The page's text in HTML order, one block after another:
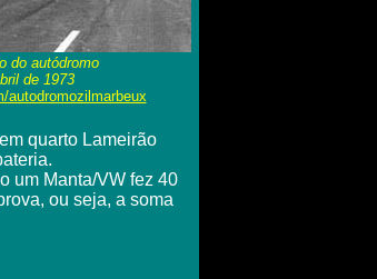
do autódromo
de 1973
autodromozilmarbeux
quarto Lameirão
um Manta/VW fez 40
ou seja, a soma